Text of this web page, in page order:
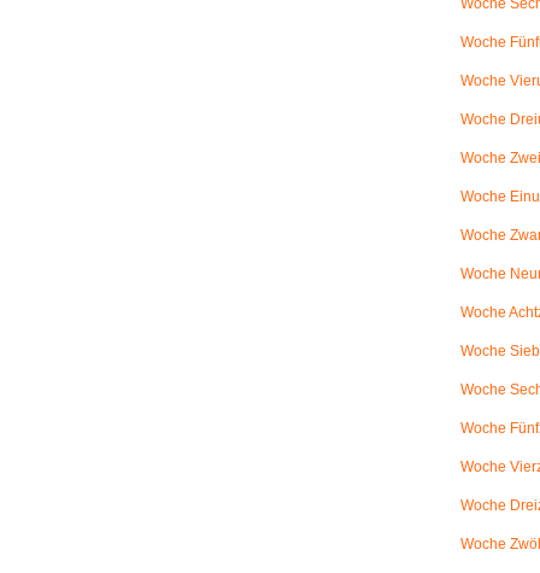
Woche
Woche
Woche
Woche
Woche
Woche
Woche
Woche
Woche
Woche
Woche
Woche
Woche
Woche
Woche